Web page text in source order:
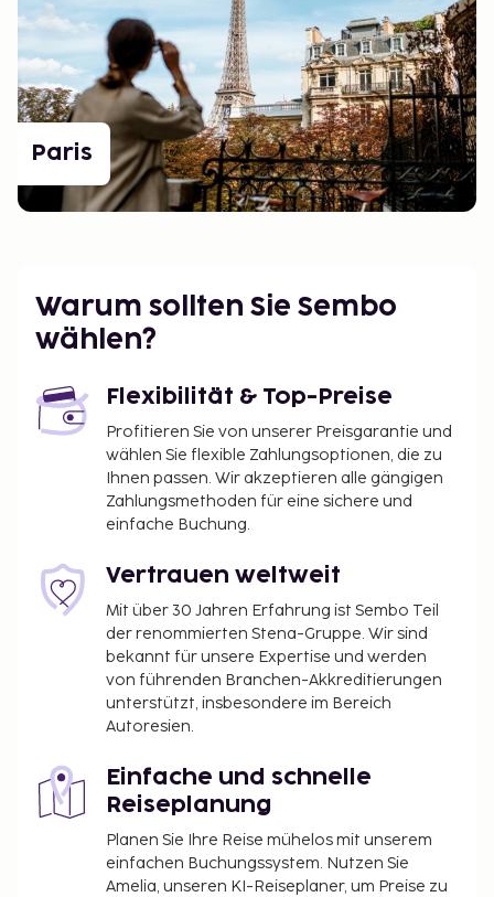
Paris
Warum sollten Sie Sembo
wählen?
Flexibilität & Top-Preise
Profitieren Sie von unserer Preisgarantie und
wählen Sie flexible Zahlungsoptionen, die zu
Ihnen passen. Wir akzeptieren alle gängigen
Zahlungsmethoden für eine sichere und
einfache Buchung.
Vertrauen weltweit
Mit über 30 Jahren Erfahrung ist Sembo Teil
der renommierten Stena-Gruppe. Wir sind
bekannt für unsere Expertise und werden
von führenden Branchen-Akkreditierungen
unterstützt, insbesondere im Bereich
Autoresien.
Einfache und schnelle
Reiseplanung
Planen Sie Ihre Reise mühelos mit unserem
einfachen Buchungssystem. Nutzen Sie
Amelia, unseren KI-Reiseplaner, um Preise zu